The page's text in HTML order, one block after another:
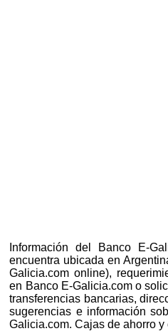
Información del Banco E-
encuentra ubicada en
Galicia.com online),
en Banco E-Galicia.com o
transferencias bancarias,
sugerencias e información
Galicia.com. Cajas de ahorro